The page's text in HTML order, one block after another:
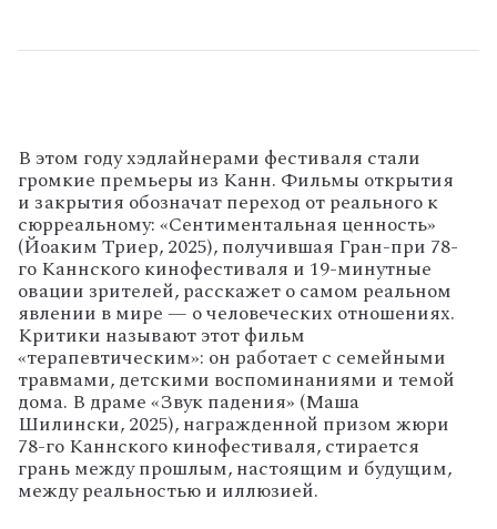
В этом году хэдлайнерами фестиваля стали
громкие премьеры из Канн. Фильмы открытия
и закрытия обозначат переход от реального к
сюрреальному: «Сентиментальная ценность»
(Йоаким Триер, 2025), получившая Гран-при 78-
го Каннского кинофестиваля и 19-минутные
овации зрителей, расскажет о самом реальном
явлении в мире — о человеческих отношениях.
Критики называют этот фильм
«терапевтическим»: он работает с семейными
травмами, детскими воспоминаниями и темой
дома. В драме «Звук падения» (Маша
Шилински, 2025), награжденной призом жюри
78-го Каннского кинофестиваля, стирается
грань между прошлым, настоящим и будущим,
между реальностью и иллюзией.